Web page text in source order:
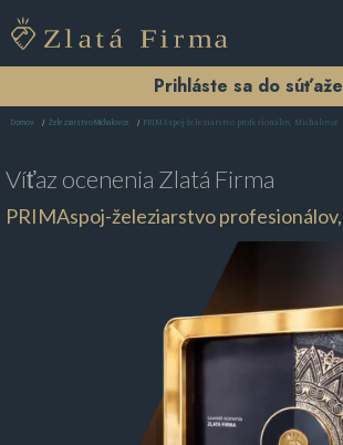
Prihláste sa do súťaže
Domov Železiarstvo Michalovce PRIMAspoj-železiarstvo profesionálov, Michalovce
Víťaz ocenenia Zlatá Firma
PRIMAspoj-železiarstvo